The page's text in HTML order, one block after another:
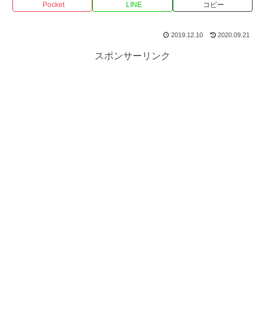
Pocket LINE コピー
2019.12.10 2020.09.21
スポンサーリンク